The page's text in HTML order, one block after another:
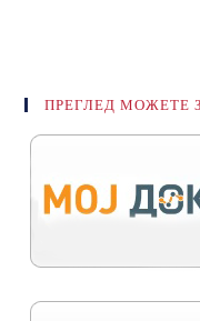
ПРЕГЛЕД МОЖЕТЕ